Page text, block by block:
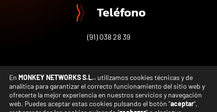
Teléfono
(91) 038 28 39
© Copyright 2005-2023 Grupo Motiva – Todos los
derechos reservados
En MONKEY NETWORKS S.L.. utilizamos cookies técnicas y de
analítica para garantizar el correcto funcionamiento del sitio web y
ofrecerte la mejor experiencia en nuestros servicios y navegación
web. Puedes aceptar estas cookies pulsando el botón "aceptar",